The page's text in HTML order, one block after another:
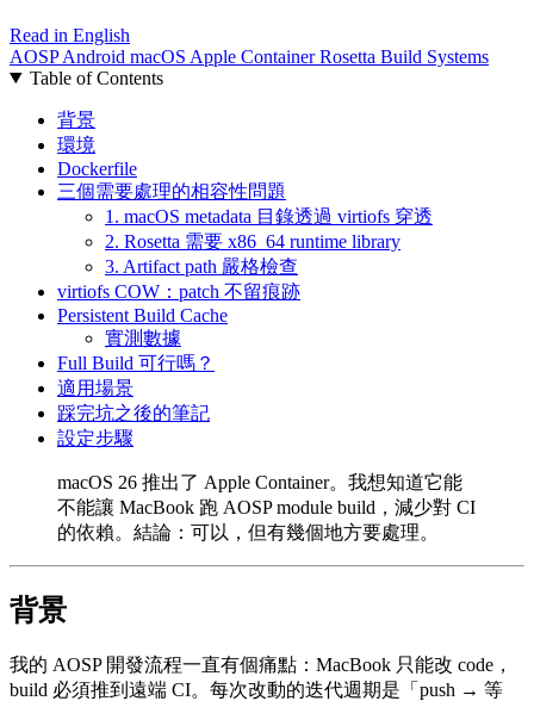
Read in English
AOSPAndroid macOS Apple ContainerRosetta Build Systems
Table of Contents
背景
環境
Dockerfile
三個需要處理的相容性問題
1. macOS metadata 目錄透過 virtiofs 穿透
2. Rosetta 需要 x86_64 runtime library
3. Artifact path 嚴格檢查
virtiofs COW：patch 不留痕跡
Persistent Build Cache
實測數據
Full Build 可行嗎？
適用場景
踩完坑之後的筆記
設定步驟
macOS 26 推出了 Apple Container。我想知道它能
不能讓 MacBook 跑 AOSP module build，減少對 CI
的依賴。結論：可以，但有幾個地方要處理。
背景
我的 AOSP 開發流程一直有個痛點：MacBook 只能改 code，
build 必須推到遠端 CI。每次改動的迭代週期是「push → 等